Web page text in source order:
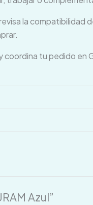
la
coordina tu pedido
Azul”